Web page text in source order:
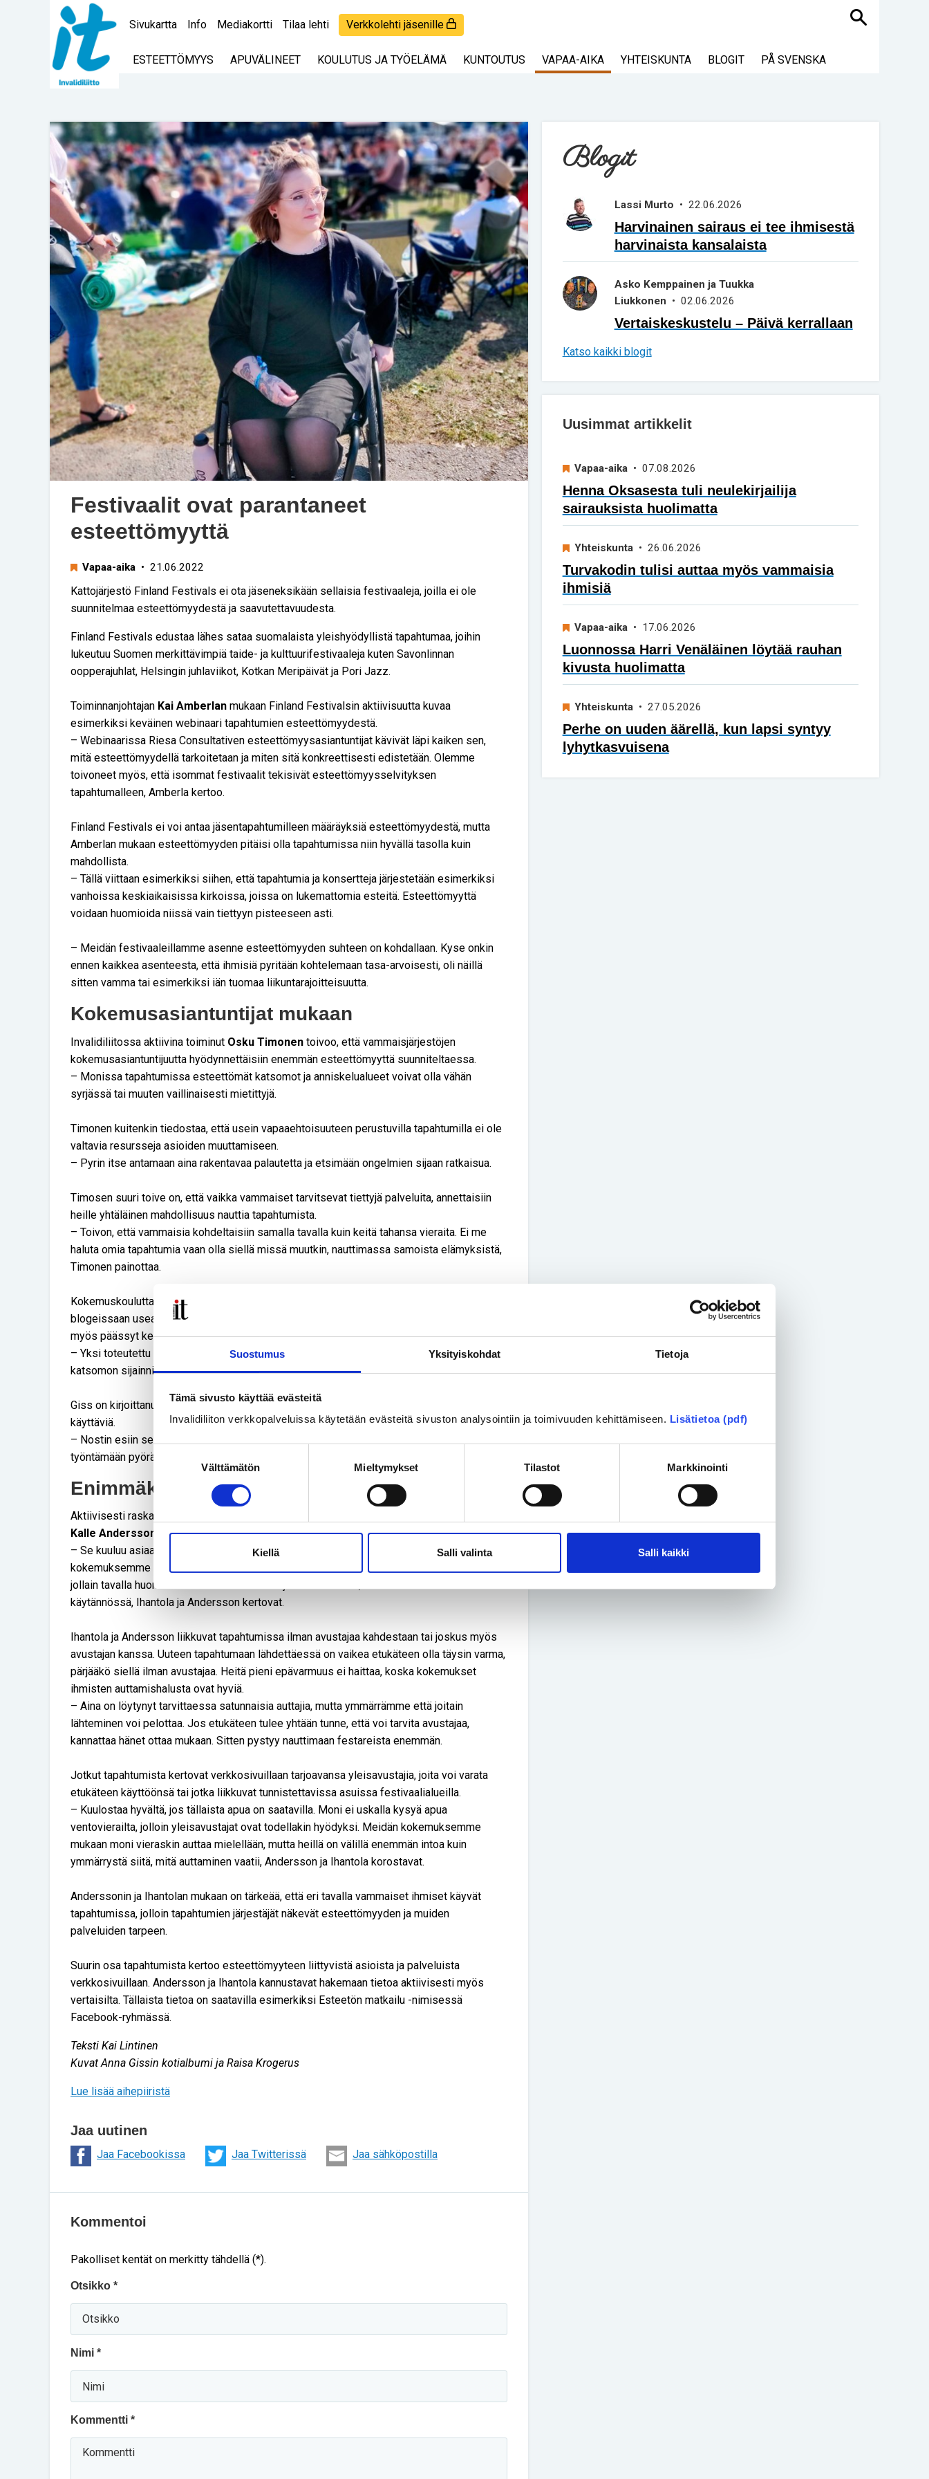
Suostumus Yksityiskohdat Tietoja
Tämä sivusto käyttää evästeitä
Invalidiliiton verkkopalveluissa käytetään evästeitä sivuston analysointiin ja toimivuuden kehittämiseen. Lisätietoa (pdf)
Välttämätön Mieltymykset Tilastot Markkinointi
Kiellä Salli valinta Salli kaikki
Sivukartta Info Mediakortti Tilaa lehti Verkkolehti jäsenille Haku
ESTEETTÖMYYS APUVÄLINEET KOULUTUS JA TYÖELÄMÄ KUNTOUTUS VAPAA-AIKA YHTEISKUNTA BLOGIT PÅ SVENSKA
Festivaalit ovat parantaneet
esteettömyyttä
Vapaa-aika • 21.06.2022
Kattojärjestö Finland Festivals ei ota jäseneksikään sellaisia festivaaleja, joilla ei ole
suunnitelmaa esteettömyydestä ja saavutettavuudesta.
Finland Festivals edustaa lähes sataa suomalaista yleishyödyllistä tapahtumaa, joihin
lukeutuu Suomen merkittävimpiä taide- ja kulttuurifestivaaleja kuten Savonlinnan
oopperajuhlat, Helsingin juhlaviikot, Kotkan Meripäivät ja Pori Jazz.
Toiminnanjohtajan Kai Amberlan mukaan Finland Festivalsin aktiivisuutta kuvaa
esimerkiksi keväinen webinaari tapahtumien esteettömyydestä.
– Webinaarissa Riesa Consultativen esteettömyysasiantuntijat kävivät läpi kaiken sen,
mitä esteettömyydellä tarkoitetaan ja miten sitä konkreettisesti edistetään. Olemme
toivoneet myös, että isommat festivaalit tekisivät esteettömyysselvityksen
tapahtumalleen, Amberla kertoo.
Finland Festivals ei voi antaa jäsentapahtumilleen määräyksiä esteettömyydestä, mutta
Amberlan mukaan esteettömyyden pitäisi olla tapahtumissa niin hyvällä tasolla kuin
mahdollista.
– Tällä viittaan esimerkiksi siihen, että tapahtumia ja konsertteja järjestetään esimerkiksi
vanhoissa keskiaikaisissa kirkoissa, joissa on lukemattomia esteitä. Esteettömyyttä
voidaan huomioida niissä vain tiettyyn pisteeseen asti.
– Meidän festivaaleillamme asenne esteettömyyden suhteen on kohdallaan. Kyse onkin
ennen kaikkea asenteesta, että ihmisiä pyritään kohtelemaan tasa-arvoisesti, oli näillä
sitten vamma tai esimerkiksi iän tuomaa liikuntarajoitteisuutta.
Kokemusasiantuntijat mukaan
Invalidiliitossa aktiivina toiminut Osku Timonen toivoo, että vammaisjärjestöjen
kokemusasiantuntijuutta hyödynnettäisiin enemmän esteettömyyttä suunniteltaessa.
– Monissa tapahtumissa esteettömät katsomot ja anniskelualueet voivat olla vähän
syrjässä tai muuten vaillinaisesti mietittyjä.
Timonen kuitenkin tiedostaa, että usein vapaaehtoisuuteen perustuvilla tapahtumilla ei ole
valtavia resursseja asioiden muuttamiseen.
– Pyrin itse antamaan aina rakentavaa palautetta ja etsimään ongelmien sijaan ratkaisua.
Timosen suuri toive on, että vaikka vammaiset tarvitsevat tiettyjä palveluita, annettaisiin
heille yhtäläinen mahdollisuus nauttia tapahtumista.
– Toivon, että vammaisia kohdeltaisiin samalla tavalla kuin keitä tahansa vieraita. Ei me
haluta omia tapahtumia vaan olla siellä missä muutkin, nauttimassa samoista elämyksistä,
Timonen painottaa.
Kokemuskouluttaja ja some-vaikuttaja
blogeissaan useasti kokemuksistaan pyörätuolia käyttävänä festivaalivieraana. Giss on
myös päässyt kehittämään Flow Festivalsin esteettömyyttä.
– Yksi toteutettu kehitysajatus oli kiinnittää pyörätuolikatsomoon ilmapalloja, jotta
katsomon sijainnin näkee myös ihmispaljouden läpi, Giss kertoo.
Giss on kirjoittanut myös siitä, miten hän toivoo muiden kävijöiden huomioivan pyörätuolia
käyttäviä.
– Nostin esiin sen, miten pyörätuolin kanssa tarvitaan tilaa ja ettei kukaan lähtisi
työntämään pyörätuolia ilman käyttäjän lupaa, Giss lisää.
Enimmäkseen positiivista
Aktiivisesti raskaamman musiikin tapahtumia pyörätuoleilla kiertävillä
Kalle Anderssonillaon enimmäkseen positiivisia kokemuksia esteettömyydestä.
– Se kuuluu asiaan, että joudutaan selvittämään eri tapahtumien esteettömyyttä. Meidän
kokemuksemme mukaan kaikissa tapahtumissa pyritään ottamaan esteettömyys ainakin
jollain tavalla huomioon. Mutta vasta me kävijät huomaamme, toimivatko suunnitelmat
käytännössä, Ihantola ja Andersson kertovat.
Ihantola ja Andersson liikkuvat tapahtumissa ilman avustajaa kahdestaan tai joskus myös
avustajan kanssa. Uuteen tapahtumaan lähdettäessä on vaikea etukäteen olla täysin varma,
pärjääkö siellä ilman avustajaa. Heitä pieni epävarmuus ei haittaa, koska kokemukset
ihmisten auttamishalusta ovat hyviä.
– Aina on löytynyt tarvittaessa satunnaisia auttajia, mutta ymmärrämme että joitain
lähteminen voi pelottaa. Jos etukäteen tulee yhtään tunne, että voi tarvita avustajaa,
kannattaa hänet ottaa mukaan. Sitten pystyy nauttimaan festareista enemmän.
Jotkut tapahtumista kertovat verkkosivuillaan tarjoavansa yleisavustajia, joita voi varata
etukäteen käyttöönsä tai jotka liikkuvat tunnistettavissa asuissa festivaalialueilla.
– Kuulostaa hyvältä, jos tällaista apua on saatavilla. Moni ei uskalla kysyä apua
ventovierailta, jolloin yleisavustajat ovat todellakin hyödyksi. Meidän kokemuksemme
mukaan moni vieraskin auttaa mielellään, mutta heillä on välillä enemmän intoa kuin
ymmärrystä siitä, mitä auttaminen vaatii, Andersson ja Ihantola korostavat.
Anderssonin ja Ihantolan mukaan on tärkeää, että eri tavalla vammaiset ihmiset käyvät
tapahtumissa, jolloin tapahtumien järjestäjät näkevät esteettömyyden ja muiden
palveluiden tarpeen.
Suurin osa tapahtumista kertoo esteettömyyteen liittyvistä asioista ja palveluista
verkkosivuillaan. Andersson ja Ihantola kannustavat hakemaan tietoa aktiivisesti myös
vertaisilta. Tällaista tietoa on saatavilla esimerkiksi Esteetön matkailu -nimisessä
Facebook-ryhmässä.
Teksti Kai Lintinen
Kuvat Anna Gissin kotialbumi ja Raisa Krogerus
Lue lisää aihepiiristä
Jaa uutinen
Jaa Facebookissa Jaa Twitterissä Jaa sähköpostilla
Kommentoi
Pakolliset kentät on merkitty tähdellä (*).
Otsikko *
Nimi *
Kommentti *
Blogit
Lassi Murto • 22.06.2026
Harvinainen sairaus ei tee ihmisestä
harvinaista kansalaista
Asko Kemppainen ja Tuukka
Liukkonen • 02.06.2026
Vertaiskeskustelu – Päivä kerrallaan
Katso kaikki blogit
Uusimmat artikkelit
Vapaa-aika• 07.08.2026
Henna Oksasesta tuli neulekirjailija
sairauksista huolimatta
Yhteiskunta• 26.06.2026
Turvakodin tulisi auttaa myös vammaisia
ihmisiä
Vapaa-aika• 17.06.2026
Luonnossa Harri Venäläinen löytää rauhan
kivusta huolimatta
Yhteiskunta• 27.05.2026
Perhe on uuden äärellä, kun lapsi syntyy
lyhytkasvuisena